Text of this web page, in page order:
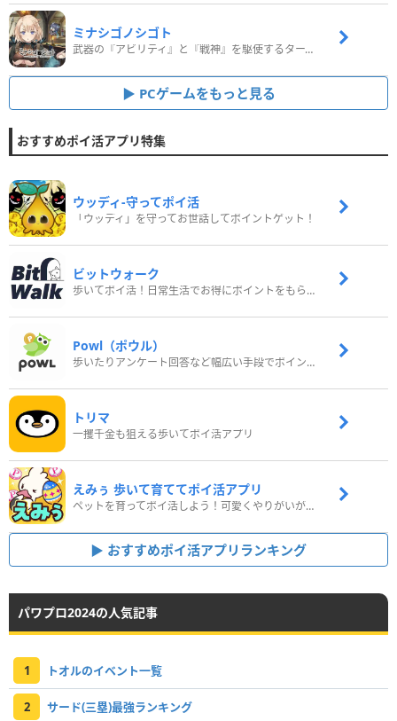
ミナシゴノシゴト
武器の『アビリティ』と『戦神』を駆使するターン制コマンドバトルRPG！
PCゲームをもっと見る
おすすめポイ活アプリ特集
ウッディ‐守ってポイ活
「ウッディ」を守ってお世話してポイントゲット！
ビットウォーク
歩いてポイ活！日常生活でお得にポイントをもらおう
Powl（ポウル）
歩いたりアンケート回答など幅広い手段でポイントをゲット
トリマ
一攫千金も狙える歩いてポイ活アプリ
えみぅ 歩いて育ててポイ活アプリ
ペットを育ってポイ活しよう！可愛くやりがいがある新感覚アプリ
おすすめポイ活アプリランキング
パワプロ2024の人気記事
1 トオルのイベント一覧
2 サード(三塁)最強ランキング